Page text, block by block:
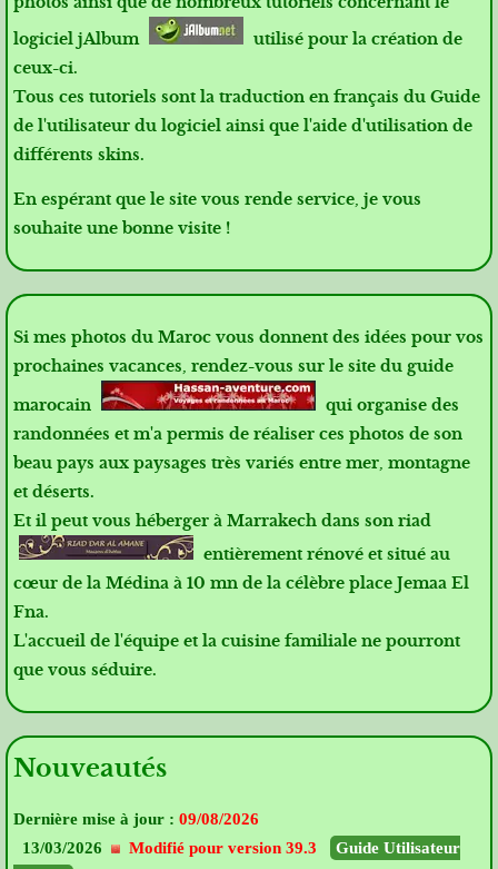
logiciel jAlbum
utilisé pour la création de
ceux-ci.
Tous ces tutoriels sont la traduction en français du Guide
de l'utilisateur du logiciel ainsi que l'aide d'utilisation de
différents skins.
En espérant que le site vous rende service, je vous
souhaite une bonne visite !
Si mes photos du Maroc vous donnent des idées pour vos
prochaines vacances, rendez-vous sur le site du guide
marocain
qui organise des
randonnées et m'a permis de réaliser ces photos de son
beau pays aux paysages très variés entre mer, montagne
et déserts.
Et il peut vous héberger à Marrakech dans son riad
entièrement rénové et situé au
cœur de la Médina à 10 mn de la célèbre place Jemaa El
Fna.
L'accueil de l'équipe et la cuisine familiale ne pourront
que vous séduire.
Nouveautés
Dernière mise à jour : 09/08/2026
13/03/2026
Modifié pour version 39.3
Guide Utilisateur